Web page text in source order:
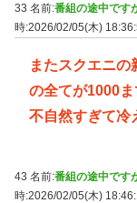
33 名前:番組の途中です
時:2026/02/05(木)
またスクエニ
の全てが1000
不自然すぎて冷
43 名前:番組の途中です
時:2026/02/05(木)